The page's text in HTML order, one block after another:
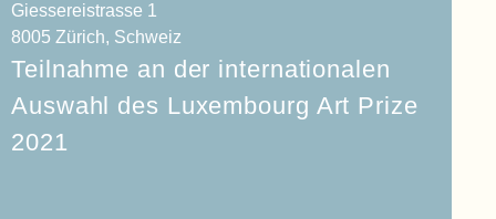
Giessereistrasse 1
8005 Zürich, Schweiz
Teilnahme an der internationalen
Auswahl des Luxembourg Art Prize
2021